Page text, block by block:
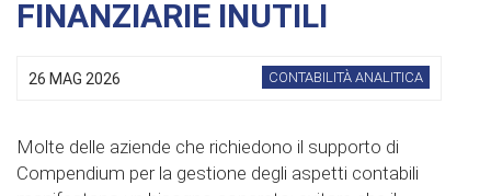
FINANZIARIE INUTILI
26 MAG 2026 CONTABILITÀ ANALITICA
Molte delle aziende che richiedono il supporto di
Compendium per la gestione degli aspetti contabili